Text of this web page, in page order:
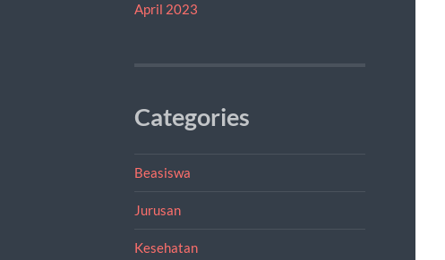
April 2023
Categories
Beasiswa
Jurusan
Kesehatan